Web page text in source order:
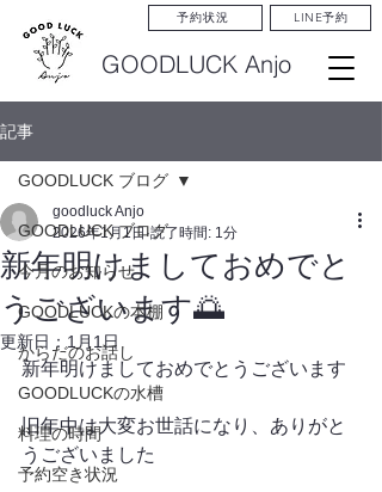
予約状況 LINE予約
GOODLUCK Anjo
記事
GOODLUCK ブログ
今月のお知らせ
GOODLUCKの本棚
からだのお話し
GOODLUCKの水槽
料理の時間
予約空き状況
GOODLUCK ブログ
新年明けましておめでと
うございます🌅
goodluck Anjo
2026年1月1日 読了時間: 1分
更新日： 1月1日
新年明けましておめでとうございます
旧年中は大変お世話になり、ありがと
うございました